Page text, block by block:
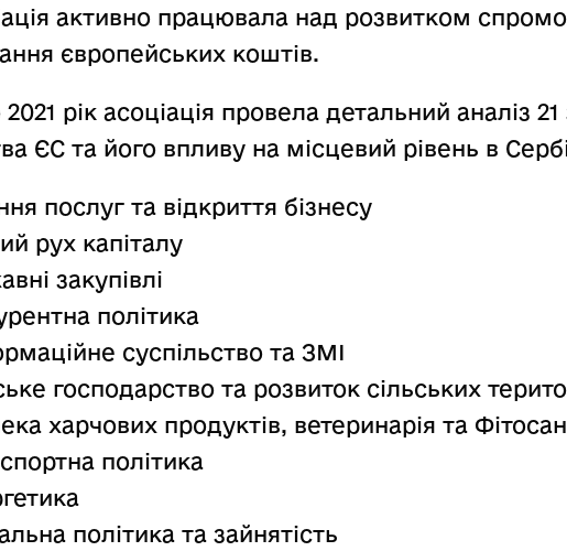
активно працювала над розвитком
європейських коштів.
рік асоціація провела детальний аналіз 21
ЄС та його впливу на місцевий рівень в
послуг та відкриття бізнесу
рух капіталу
закупівлі
політика
суспільство та ЗМІ
господарство та розвиток сільських
харчових продуктів, ветеринарія та
політика
політика та зайнятість